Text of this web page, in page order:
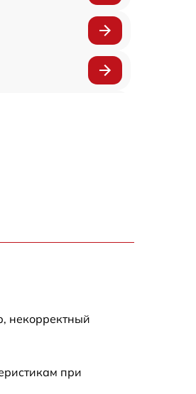
некорректный
при